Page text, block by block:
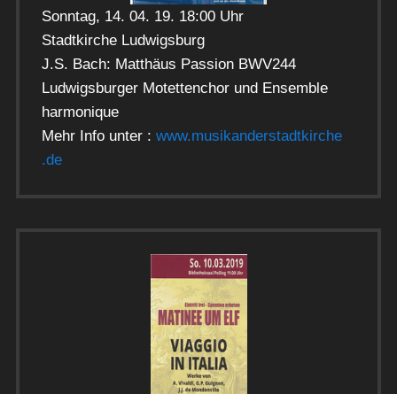
Sonntag, 14. 04. 19. 18:00 Uhr
Stadtkirche Ludwigsburg
J.S. Bach: Matthäus Passion BWV244
Ludwigsburger Motettenchor und Ensemble
harmonique
Mehr Info unter :www.musikanderstadtkirche
.de